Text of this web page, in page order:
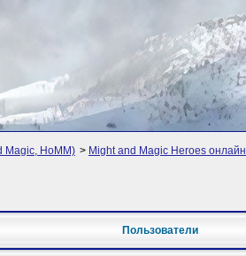
Magic, HoMM) > Might and Magic Heroes онлайн
Пользователи